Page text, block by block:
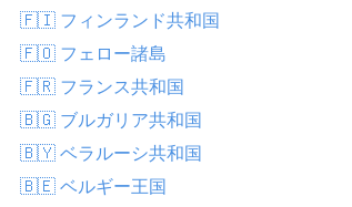
32.5°C
21%
🇫🇮 フィンランド共和国
🇫🇴 フェロー諸島
🇫🇷 フランス共和国
🇧🇬 ブルガリア共和国
🇧🇾 ベラルーシ共和国
🇧🇪 ベルギー王国